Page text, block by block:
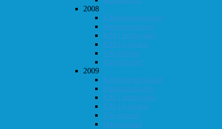
2008
Klubbmesterskapet
Høstturneringen
KM i hurtigsjakk
KM i lynsjakk
Vår-konrad
Høst-konrad
2009
Klubbmesterskapet
Høstturneringen
KM i hurtigsjakk
KM i lynsjakk
Vår-konrad
Høst-konrad